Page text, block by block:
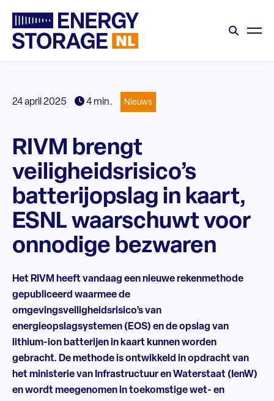
24 april 2025 4 min. Nieuws
RIVM brengt
veiligheidsrisico’s
batterijopslag in kaart,
ESNL waarschuwt voor
onnodige bezwaren
Het RIVM heeft vandaag een nieuwe rekenmethode
gepubliceerd waarmee de
omgevingsveiligheidsrisico’s van
energieopslagsystemen (EOS) en de opslag van
lithium-ion batterijen in kaart kunnen worden
gebracht. De methode is ontwikkeld in opdracht van
het ministerie van Infrastructuur en Waterstaat (IenW)
en wordt meegenomen in toekomstige wet- en